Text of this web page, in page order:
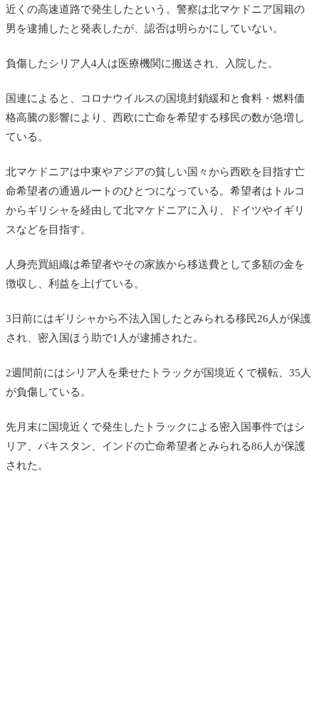
近くの高速道路で発生したという。警察は北マケドニア国籍の
男を逮捕したと発表したが、認否は明らかにしていない。
負傷したシリア人4人は医療機関に搬送され、入院した。
国連によると、コロナウイルスの国境封鎖緩和と食料・燃料価
格高騰の影響により、西欧に亡命を希望する移民の数が急増し
ている。
北マケドニアは中東やアジアの貧しい国々から西欧を目指す亡
命希望者の通過ルートのひとつになっている。希望者はトルコ
からギリシャを経由して北マケドニアに入り、ドイツやイギリ
スなどを目指す。
人身売買組織は希望者やその家族から移送費として多額の金を
徴収し、利益を上げている。
3日前にはギリシャから不法入国したとみられる移民26人が保護
され、 密入国ほう助で1人が逮捕された。
2週間前にはシリア人を乗せたトラックが国境近くで横転、35人
が負傷している。
先月末に国境近くで発生したトラックによる密入国事件ではシ
リア、パキスタン、インドの亡命希望者とみられる86人が保護
された。